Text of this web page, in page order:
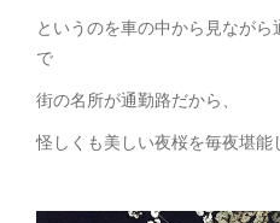
というのを車の中から見なが
で
街の名所が通勤路だから、
怪しくも美しい夜桜を毎夜堪能